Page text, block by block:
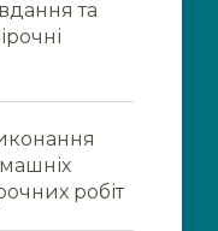
та
робіт